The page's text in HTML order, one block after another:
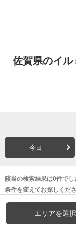
佐賀県のイル
今日
該当の検索結果は0件でし
条件を変えてお探しくださ
エリアを選択